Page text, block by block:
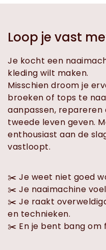
Loop je vast
Je kocht een
kleding wilt maken.
Misschien droom je
broeken of tops te
aanpassen,
tweede leven geven.
enthousiast aan de
vastloopt.
✂️ Je weet niet goed
✂️ Je naaimachine
✂️ Je raakt
en technieken.
✂️ En je bent bang om